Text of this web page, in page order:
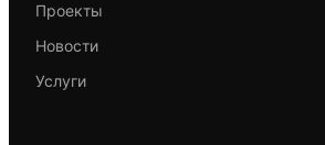
Проекты
Новости
Услуги